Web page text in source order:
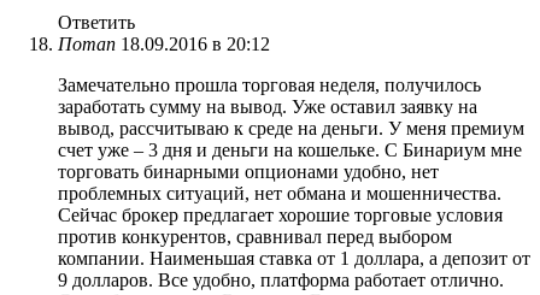
Ответить
Потап 18.09.2016 в 20:12
Замечательно прошла торговая неделя, получилось
заработать сумму на вывод. Уже оставил заявку на
вывод, рассчитываю к среде на деньги. У меня премиум
счет уже – 3 дня и деньги на кошельке. С Бинариум мне
торговать бинарными опционами удобно, нет
проблемных ситуаций, нет обмана и мошенничества.
Сейчас брокер предлагает хорошие торговые условия
против конкурентов, сравнивал перед выбором
компании. Наименьшая ставка от 1 доллара, а депозит от
9 долларов. Все удобно, платформа работает отлично.